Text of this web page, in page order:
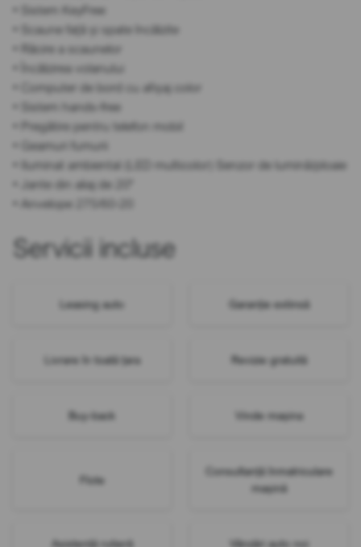
• Sistem KeyFree
• Scaune față și spate încălzite
• Răcire a scaunelor
• Încălzirea volanului
• Computer de bord cu afișaj color
• Sistem hands-free
• Pregătire pentru telefon mobil
• Geamuri fumurii
• Iluminat ambiental (LED multicolor) Senzor de lumină/ploaie
• Jante din aliaj de 20"
• Anvelope 275/60-20
Servicii incluse
Leasing auto Garanție extinsă
Livrare în toată țara Revizie gratuită
Buy-back Vinde mașina
Flote
Consultanță înmatriculare
mașină
Asistență rutieră Vânzări auto noi